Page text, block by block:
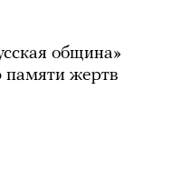
община»
памяти жертв